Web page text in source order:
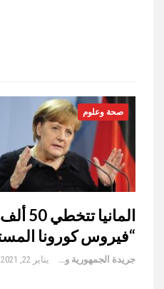
صحة وعلوم
“فيروس كورونا
جريدة الجمهورية والعالم يناير 22, 2021